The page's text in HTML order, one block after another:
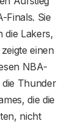
Finals. Sie
die Lakers,
einen
NBA-
Thunder
die die
nicht